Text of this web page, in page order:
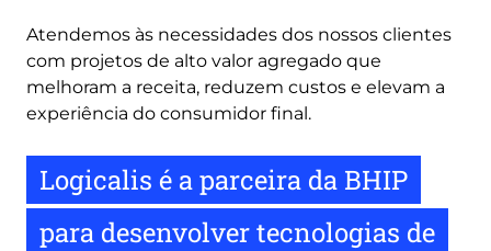
Atendemos às necessidades dos nossos clientes
com projetos de alto valor agregado que
melhoram a receita, reduzem custos e elevam a
experiência do consumidor final.
Logicalis é a parceira da BHIP
para desenvolver tecnologias de